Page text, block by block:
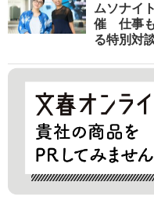
ムソナイ
催 仕事も
る特別対